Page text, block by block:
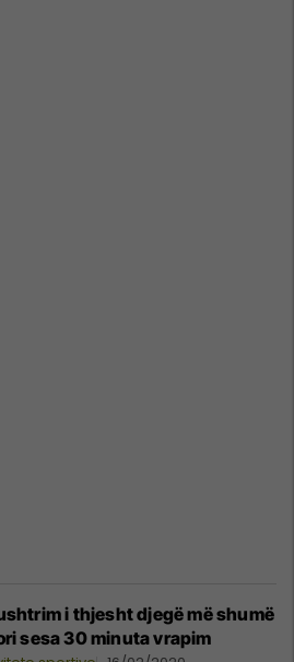
i thjesht djegë më shumë
sesa 30 minuta vrapim